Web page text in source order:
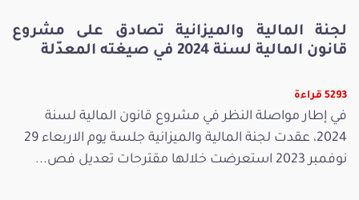
لجنة المالية والميزانية تصادق على مشروع
قانون المالية لسنة 2024 في صيغته المعدّلة
5293 قراءة
في إطار مواصلة النظر في مشروع قانون المالية لسنة
2024، عقدت لجنة المالية والميزانية جلسة يوم الاربعاء 29
نوفمبر 2023 استعرضت خلالها مقترحات تعديل فص...